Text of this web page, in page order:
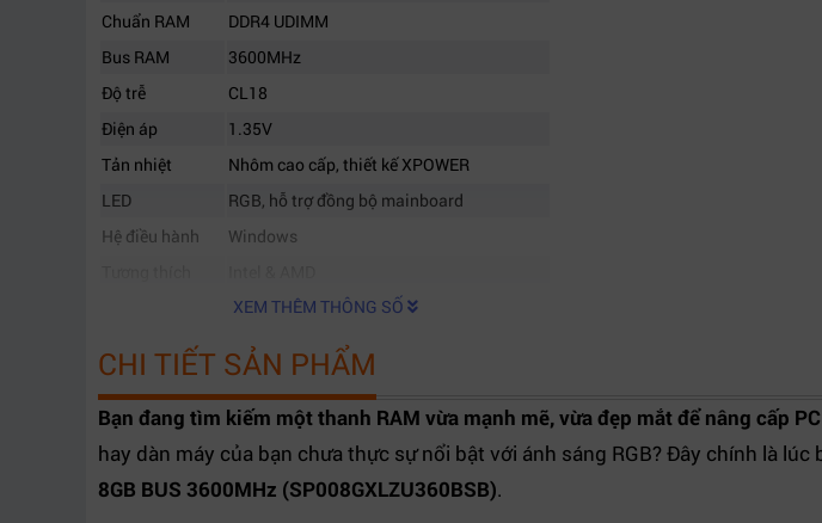
Chuẩn RAM
DDR4 UDIMM
Bus RAM
3600MHz
Độ trễ
CL18
Điện áp
1.35V
Tản nhiệt
Nhôm cao cấp, thiết kế XPOWER
LED
RGB, hỗ trợ đồng bộ mainboard
Hệ điều hành
Windows
XEM THÊM THÔNG SỐ
CHI TIẾT SẢN PHẨM
Bạn đang tìm kiếm một thanh RAM vừa mạnh mẽ, vừa đẹp mắt để nâng cấp
hay dàn máy của bạn chưa thực sự nổi bật với ánh sáng RGB? Đây chính là lúc
8GB BUS 3600MHz (SP008GXLZU360BSB).